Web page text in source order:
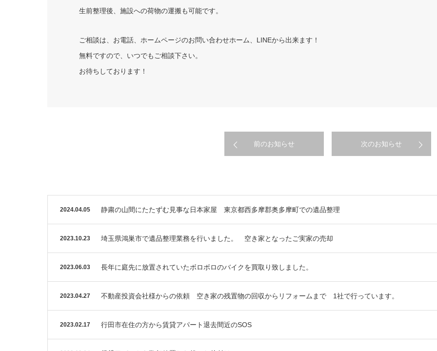
生前整理後、施設への荷物の運搬も可能です。
ご相談は、お電話、ホームページのお問い合わせホーム、LINEから出来ます！
無料ですので、いつでもご相談下さい。
お待ちしております！
前のお知らせ 次のお知らせ
2024.04.05 静粛の山間にたたずむ見事な日本家屋 東京都西多摩郡奥多摩町での遺品整理
2023.10.23 埼玉県鴻巣市で遺品整理業務を行いました。 空き家となったご実家の売却
2023.06.03 長年に庭先に放置されていたボロボロのバイクを買取り致しました。
2023.04.27 不動産投資会社様からの依頼 空き家の残置物の回収からリフォームまで 1社で行っています。
2023.02.17 行田市在住の方から賃貸アパート退去間近のSOS